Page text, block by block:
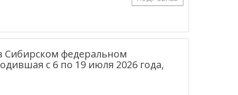
Сибирском федеральном
с 6 по 19 июля 2026 года,